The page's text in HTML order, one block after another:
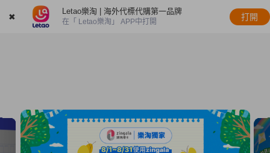
✖
Letao樂淘 | 海外代標代購第一品牌
在「 Letao樂淘」 APP中打開
打開